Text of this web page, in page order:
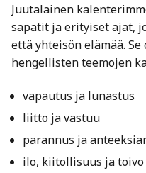
Juutalainen
sapatit ja erityiset ajat,
että yhteisön elämää.
hengellisten teemojen
vapautus ja lunastus
liitto ja vastuu
parannus ja
ilo, kiitollisuus ja toivo